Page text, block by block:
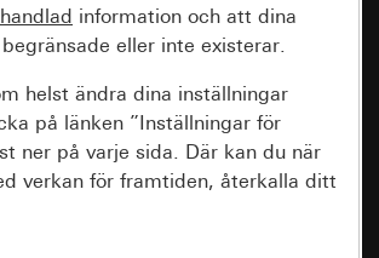
information och att dina
eller inte existerar.
helst ändra dina inställningar
på länken ”Inställningar för
ner på varje sida. Där kan du när
verkan för framtiden, återkalla ditt